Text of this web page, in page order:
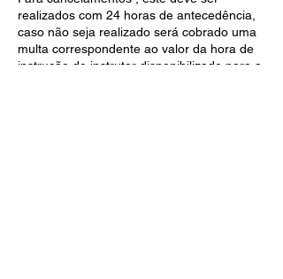
realizados com 24 horas de antecedência,
caso não seja realizado será cobrado uma
multa correspondente ao valor da hora de
instrução do instrutor disponibilizado para a